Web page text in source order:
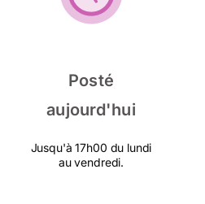
Posté
aujourd'hui
Jusqu'à 17h00 du lundi
au vendredi.